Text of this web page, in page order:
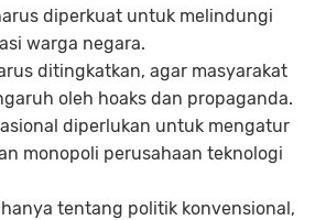
diperkuat untuk melindungi
warga negara.
ditingkatkan, agar masyarakat
oleh hoaks dan propaganda.
diperlukan untuk mengatur
monopoli perusahaan teknologi
tentang politik konvensional,